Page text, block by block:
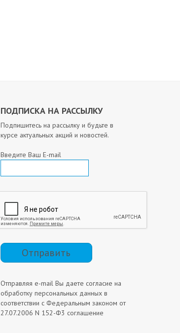
ПОДПИСКА НА РАССЫЛКУ
Подпишитесь на рассылку и будьте в
курсе актуальных акций и новостей.
Введите Ваш E-mail
Отправить
Отправляя e-mail Вы даете согласие на
обработку персональных данных в
соответствии с Федеральным законом от
27.07.2006 N 152-Ф3 соглашение